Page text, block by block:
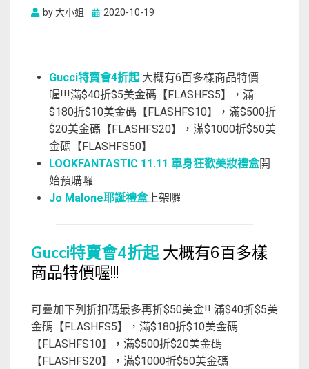
by大小姐
Posted
2020-10-19
Gucci特賣會4折起大概有6百多樣商品特價
喔!!!滿$40折$5美金碼【FLASHFS5】，滿
$180折$10美金碼【FLASHFS10】，滿$500折
$20美金碼【FLASHFS20】，滿$1000折$50美
金碼【FLASHFS50】
LOOKFANTASTIC 11.11 單身狂歡美妝禮盒開
始預購囉
Jo Malone耶誕禮盒上架囉
Gucci特賣會4折起大概有6百多樣
商品特價喔!!!
可疊加下列折扣碼最多再折$50美金!! 滿$40折$5美
金碼【FLASHFS5】，滿$180折$10美金碼
【FLASHFS10】，滿$500折$20美金碼
【FLASHFS20】，滿$1000折$50美金碼